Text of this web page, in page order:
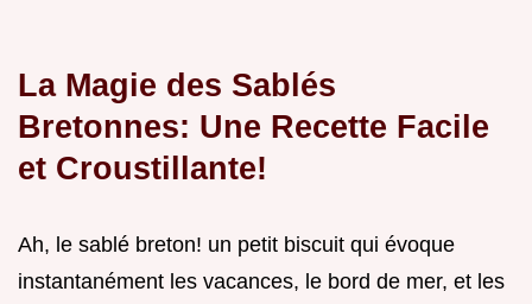
La Magie des Sablés
Bretonnes: Une Recette Facile
et Croustillante!
Ah, le sablé breton! un petit biscuit qui évoque
instantanément les vacances, le bord de mer, et les